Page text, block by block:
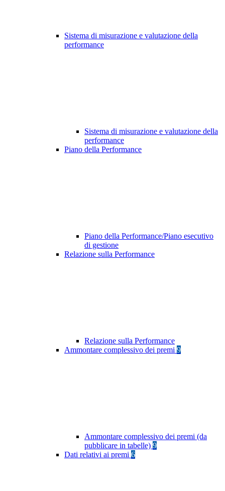
Sistema di misurazione e valutazione della
performance
Sistema di misurazione e valutazione della
performance
Piano della Performance
Piano della Performance/Piano esecutivo
di gestione
Relazione sulla Performance
Relazione sulla Performance
Ammontare complessivo dei premi 9
Ammontare complessivo dei premi (da
pubblicare in tabelle) 9
Dati relativi ai premi 6